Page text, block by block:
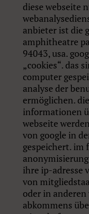
diese webseite
anbieter ist die
amphitheatre
94043, usa.
„cookies“. das
computer
analyse der
ermöglichen.
informationen
webseite
von google in
gespeichert. im
ihre ip-adresse
von
oder in
abkommens